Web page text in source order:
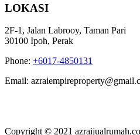
LOKASI
2F-1, Jalan Labrooy, Taman Pari
30100 Ipoh, Perak
Phone: +6017-4850131
Email:
Copyright © 2021